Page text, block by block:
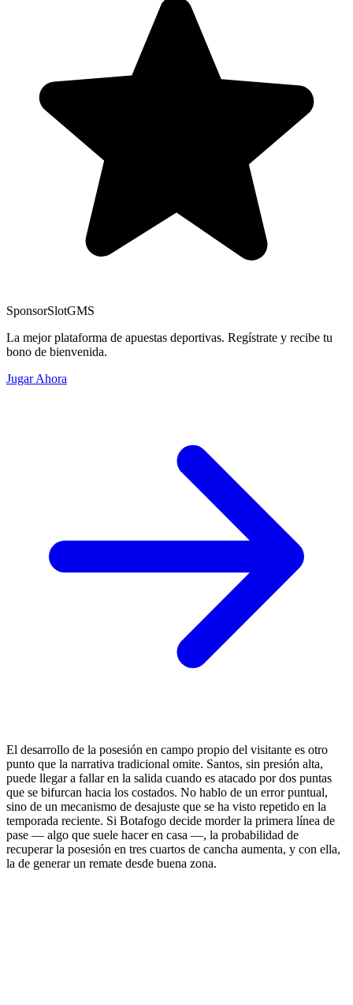
SponsorSlotGMS
La mejor plataforma de apuestas deportivas. Regístrate y recibe tu
bono de bienvenida.
Jugar Ahora
El desarrollo de la posesión en campo propio del visitante es otro
punto que la narrativa tradicional omite. Santos, sin presión alta,
puede llegar a fallar en la salida cuando es atacado por dos puntas
que se bifurcan hacia los costados. No hablo de un error puntual,
sino de un mecanismo de desajuste que se ha visto repetido en la
temporada reciente. Si Botafogo decide morder la primera línea de
pase — algo que suele hacer en casa —, la probabilidad de
recuperar la posesión en tres cuartos de cancha aumenta, y con ella,
la de generar un remate desde buena zona.